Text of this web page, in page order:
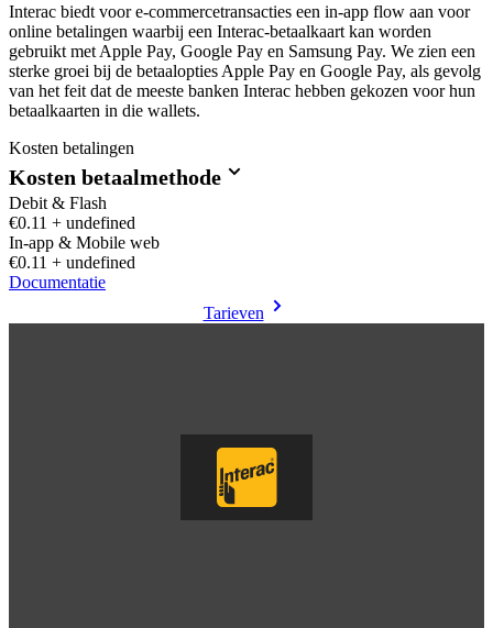
Interac biedt voor e-commercetransacties een in-app flow aan voor
online betalingen waarbij een Interac-betaalkaart kan worden
gebruikt met Apple Pay, Google Pay en Samsung Pay. We zien een
sterke groei bij de betaalopties Apple Pay en Google Pay, als gevolg
van het feit dat de meeste banken Interac hebben gekozen voor hun
betaalkaarten in die wallets.
Kosten betalingen
Kosten betaalmethode
Debit & Flash
€0.11 + undefined
In-app & Mobile web
€0.11 + undefined
Documentatie
Tarieven